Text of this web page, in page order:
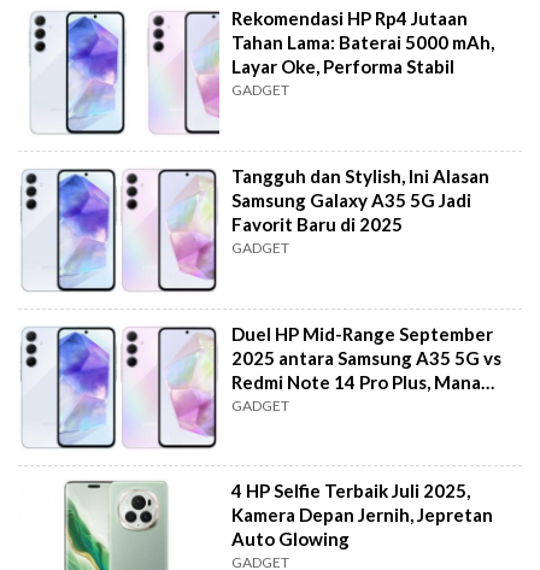
Rekomendasi HP Rp4 Jutaan
Tahan Lama: Baterai 5000 mAh,
Layar Oke, Performa Stabil
GADGET
Tangguh dan Stylish, Ini Alasan
Samsung Galaxy A35 5G Jadi
Favorit Baru di 2025
GADGET
Duel HP Mid-Range September
2025 antara Samsung A35 5G vs
Redmi Note 14 Pro Plus, Mana
Pilihanmu?
GADGET
4 HP Selfie Terbaik Juli 2025,
Kamera Depan Jernih, Jepretan
Auto Glowing
GADGET